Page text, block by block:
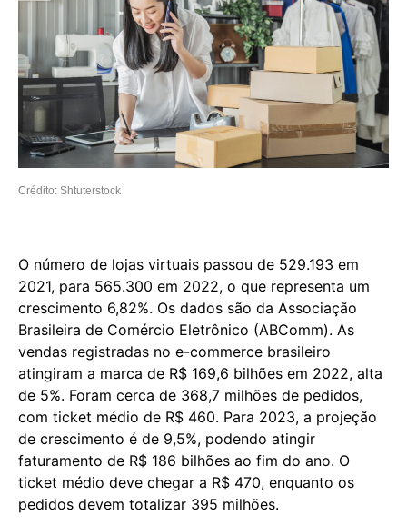
Crédito: Shtuterstock
O número de lojas virtuais passou de 529.193 em
2021, para 565.300 em 2022, o que representa um
crescimento 6,82%. Os dados são da Associação
Brasileira de Comércio Eletrônico (ABComm). As
vendas registradas no e-commerce brasileiro
atingiram a marca de R$ 169,6 bilhões em 2022, alta
de 5%. Foram cerca de 368,7 milhões de pedidos,
com ticket médio de R$ 460. Para 2023, a projeção
de crescimento é de 9,5%, podendo atingir
faturamento de R$ 186 bilhões ao fim do ano. O
ticket médio deve chegar a R$ 470, enquanto os
pedidos devem totalizar 395 milhões.